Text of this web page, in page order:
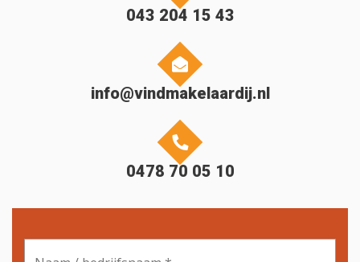
043 204 15 43
info@vindmakelaardij.nl
0478 70 05 10